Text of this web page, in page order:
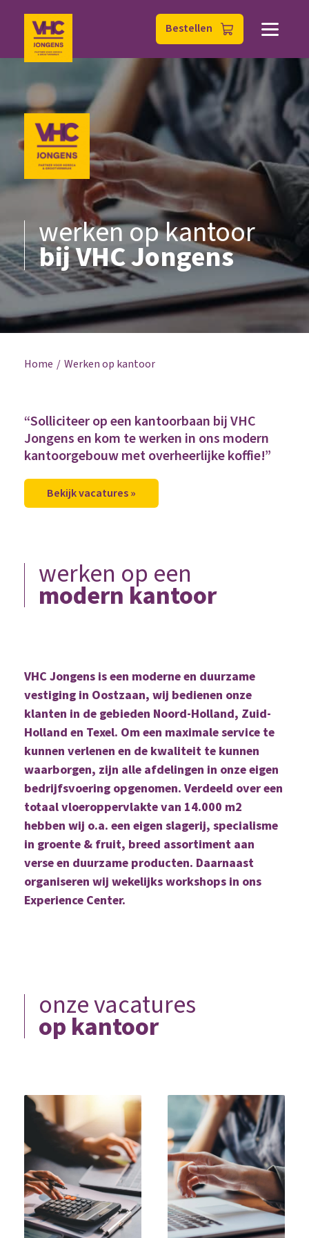
Bestellen
werken op kantoor
bij VHC Jongens
Home Werken op kantoor
“Solliciteer op een kantoorbaan bij VHC
Jongens en kom te werken in ons modern
kantoorgebouw met overheerlijke koffie!”
Bekijk vacatures »
werken op een
modern kantoor
VHC Jongens is een moderne en duurzame
vestiging in Oostzaan, wij bedienen onze
klanten in de gebieden Noord-Holland, Zuid-
Holland en Texel. Om een maximale service te
kunnen verlenen en de kwaliteit te kunnen
waarborgen, zijn alle afdelingen in onze eigen
bedrijfsvoering opgenomen. Verdeeld over een
totaal vloeroppervlakte van 14.000 m2
hebben wij o.a. een eigen slagerij, specialisme
in groente & fruit, breed assortiment aan
verse en duurzame producten. Daarnaast
organiseren wij wekelijks workshops in ons
Experience Center.
onze vacatures
op kantoor